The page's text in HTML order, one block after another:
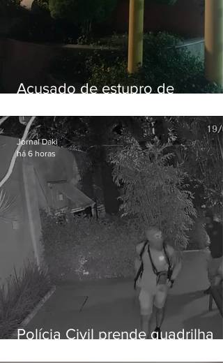
Acusado de estupro de
Polícia Civil prende quadrilha
Jornal Daki
há 6 horas